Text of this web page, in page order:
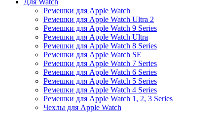
Для Watch
Ремешки для Apple Watch
Ремешки для Apple Watch Ultra 2
Ремешки для Apple Watch 9 Series
Ремешки для Apple Watch Ultra
Ремешки для Apple Watch 8 Series
Ремешки для Apple Watch SE
Ремешки для Apple Watch 7 Series
Ремешки для Apple Watch 6 Series
Ремешки для Apple Watch 5 Series
Ремешки для Apple Watch 4 Series
Ремешки для Apple Watch 1, 2, 3 Series
Чехлы для Apple Watch